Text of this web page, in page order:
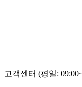
고객센터 (평일: